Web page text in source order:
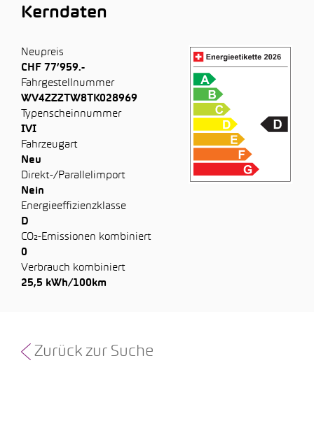
Kerndaten
Neupreis
CHF 77’959.-
Fahrgestellnummer
WV4ZZZTW8TK028969
Typenscheinnummer
IVI
Fahrzeugart
Neu
Direkt-/Parallelimport
Nein
Energieeffizienzklasse
D
CO₂-Emissionen kombiniert
0
Verbrauch kombiniert
25,5 kWh/100km
Zurück zur Suche